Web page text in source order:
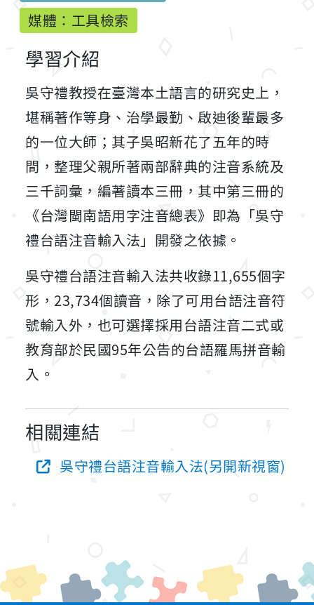
媒體：工具檢索
學習介紹
吳守禮教授在臺灣本土語言的研究史上，
堪稱著作等身、治學最勤、啟迪後輩最多
的一位大師；其子吳昭新花了五年的時
間，整理父親所著兩部辭典的注音系統及
三千詞彙，編著讀本三冊，其中第三冊的
《台灣閩南語用字注音總表》即為「吳守
禮台語注音輸入法」開發之依據。
吳守禮台語注音輸入法共收錄11,655個字
形，23,734個讀音，除了可用台語注音符
號輸入外，也可選擇採用台語注音二式或
教育部於民國95年公告的台語羅馬拼音輸
入。
相關連結
吳守禮台語注音輸入法(另開新視窗)